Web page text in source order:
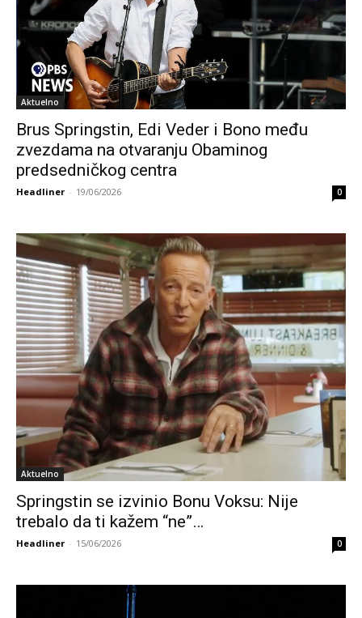
Aktuelno
Brus Springstin, Edi Veder i Bono među
zvezdama na otvaranju Obaminog
predsedničkog centra
Headliner - 19/06/2026 0
Aktuelno
Springstin se izvinio Bonu Voksu: Nije
trebalo da ti kažem “ne”…
Headliner - 15/06/2026 0